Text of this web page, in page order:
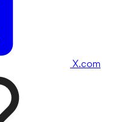
X.com